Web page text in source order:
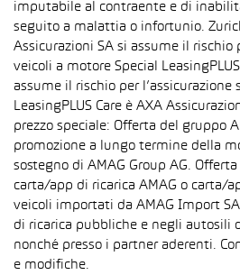
imputabile al contraente e di
seguito a malattia o infortunio.
Assicurazioni SA si assume il rischio
veicoli a motore Special
assume il rischio per l’assicurazione
LeasingPLUS Care è AXA
prezzo speciale: Offerta del gruppo
promozione a lungo termine della
sostegno di AMAG Group AG.
carta/app di ricarica AMAG o carta/
veicoli importati da AMAG Import
di ricarica pubbliche e negli autosili
nonché presso i partner aderenti.
e modifiche.